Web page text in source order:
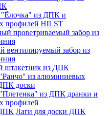
"Ёлочка" из ДПК и
профилей HILST
проветриваемый забор из
вентилируемый забор из
штакетник из ДПК
из алюминиевых
доски
из ДПК дранки и
профилей
Лаги для доски ДПК